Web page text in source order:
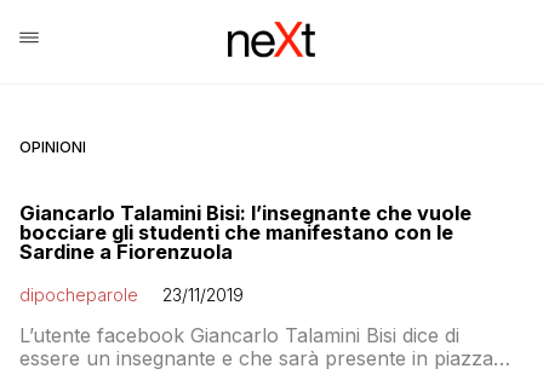
OPINIONI
Giancarlo Talamini Bisi: l’insegnante che vuole
bocciare gli studenti che manifestano con le
Sardine a Fiorenzuola
dipocheparole 23/11/2019
L’utente facebook Giancarlo Talamini Bisi dice di
essere un insegnante e che sarà presente in piazza